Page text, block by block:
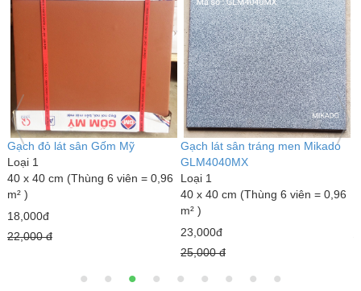
Gạch đỏ lát sân Gốm Mỹ
Loại 1
40 x 40 cm (Thùng 6 viên = 0,96
m² )
18,000đ
22,000 đ
Gạch lát sân tráng men Mikado
GLM4040MX
Loại 1
40 x 40 cm (Thùng 6 viên = 0,96
m² )
23,000đ
25,000 đ